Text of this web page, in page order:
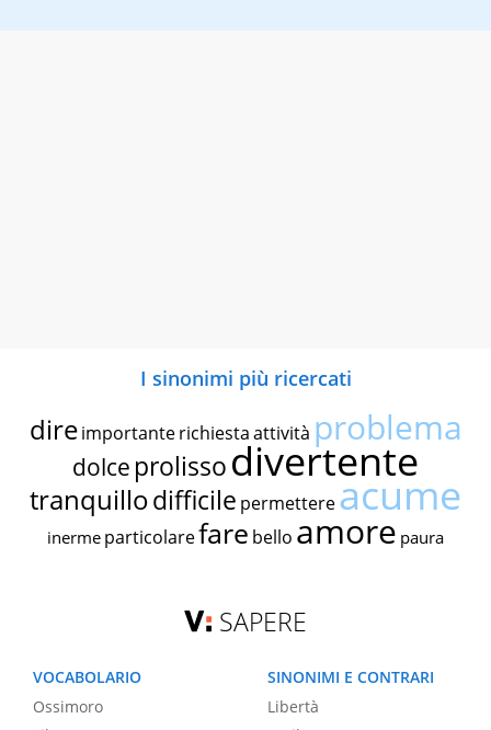
I sinonimi più ricercati
dire importante richiestaattività problema
dolce prolissodivertente
tranquillodifficile permettereacume
inerme particolarefare bello amore paura
SAPERE
VOCABOLARIO
Ossimoro
SINONIMI E CONTRARI
Libertà